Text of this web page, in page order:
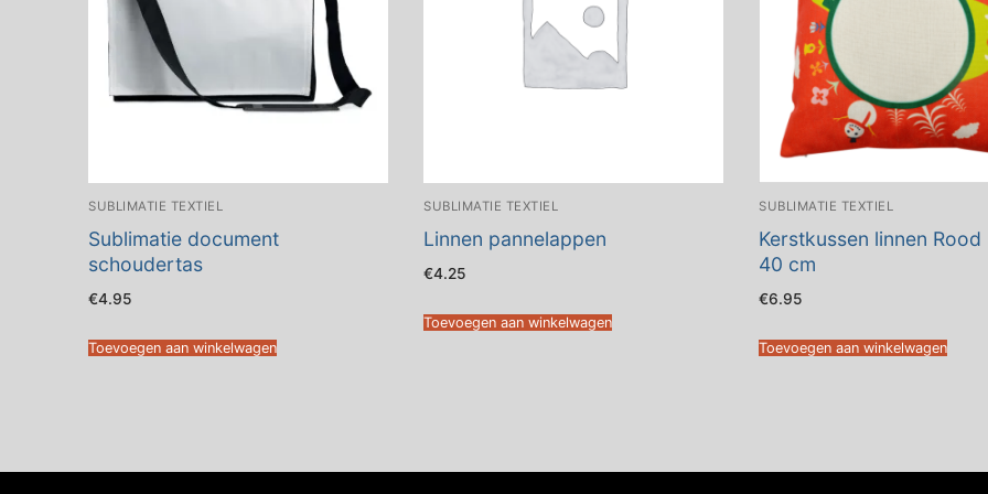
SUBLIMATIE TEXTIEL
Sublimatie document
schoudertas
€4.95
Toevoegen aan winkelwagen
SUBLIMATIE TEXTIEL
Linnen pannelappen
€4.25
Toevoegen aan winkelwagen
SUBLIMATIE TEXTIEL
Kerstkussen linnen
40 cm
€6.95
Toevoegen aan winkelwagen